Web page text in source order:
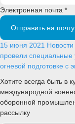
Электронная почта *
Отправить на почту
15 июня 2021 Новости
провели специальные
огневой подготовке
Хотите всегда быть в
международной
оборонной
рассылку